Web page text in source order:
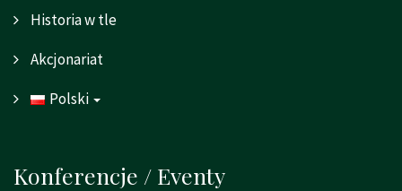
Historia w tle
Akcjonariat
Polski
Konferencje / Eventy